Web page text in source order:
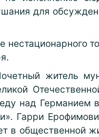
для
житель
над Германием
Гарри
в общественной